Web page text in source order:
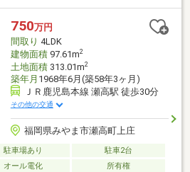
750万円
間取り 4LDK
建物面積97.61m2
土地面積313.01m2
築年月 1968年6月(築58年3ヶ月)
ＪＲ鹿児島本線 瀬高駅 徒歩30分
その他の交通
福岡県みやま市瀬高町上庄
駐車場あり
駐車2台
オール電化 所有権